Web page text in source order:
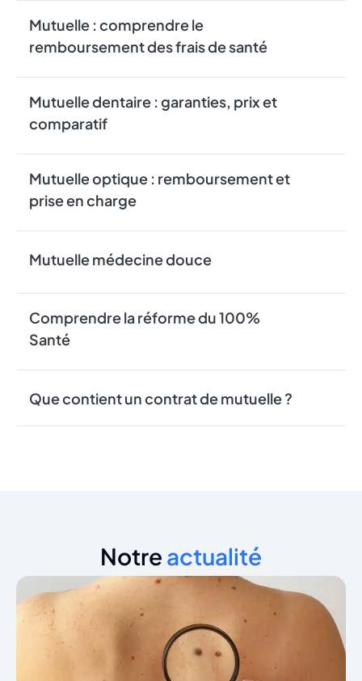
Mutuelle : comprendre le
remboursement des frais de santé
Mutuelle dentaire : garanties, prix et
comparatif
Mutuelle optique : remboursement et
prise en charge
Mutuelle médecine douce
Comprendre la réforme du 100%
Santé
Que contient un contrat de mutuelle ?
Notre actualité